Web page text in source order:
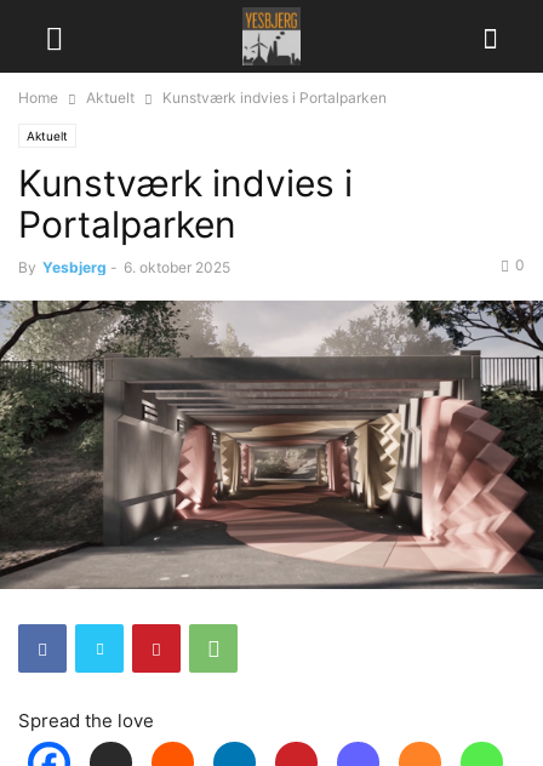
Home Aktuelt Kunstværk indvies i Portalparken
Aktuelt
Kunstværk indvies i
Portalparken
By Yesbjerg - 6. oktober 2025 0
Spread the love